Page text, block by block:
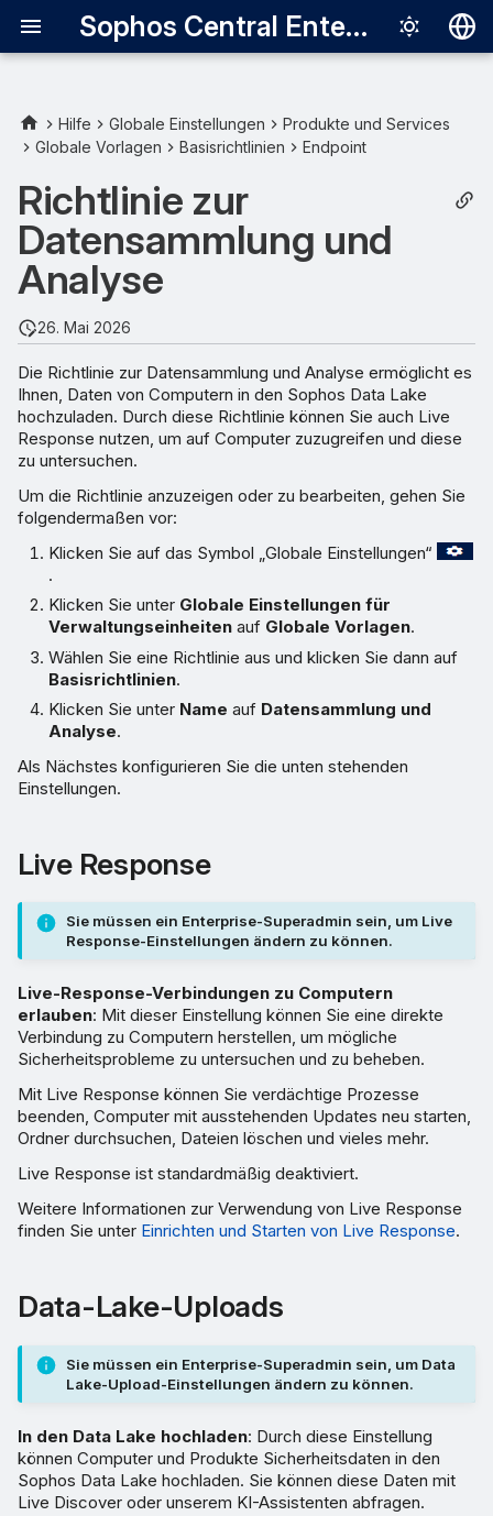
Sophos Central Enterprise
English
Italiano
中文（繁體）
Live Response
Data-Lake-Uploads
Hilfe Globale Einstellungen
Produkte und Services
Globale Vorlagen
Basisrichtlinien Endpoint
Richtlinie zur
Datensammlung und
Analyse
26. Mai 2026
Die Richtlinie zur Datensammlung und Analyse ermöglicht es
Ihnen, Daten von Computern in den Sophos Data Lake
hochzuladen. Durch diese Richtlinie können Sie auch Live
Response nutzen, um auf Computer zuzugreifen und diese
zu untersuchen.
Um die Richtlinie anzuzeigen oder zu bearbeiten, gehen Sie
folgendermaßen vor:
Klicken Sie auf das Symbol „Globale Einstellungen“
.
Klicken Sie unter Globale Einstellungen für
Verwaltungseinheiten auf Globale Vorlagen.
Wählen Sie eine Richtlinie aus und klicken Sie dann auf
Basisrichtlinien.
Klicken Sie unter Name auf Datensammlung und
Analyse.
Als Nächstes konfigurieren Sie die unten stehenden
Einstellungen.
Live Response
Sie müssen ein Enterprise-Superadmin sein, um Live
Response-Einstellungen ändern zu können.
Live-Response-Verbindungen zu Computern
erlauben: Mit dieser Einstellung können Sie eine direkte
Verbindung zu Computern herstellen, um mögliche
Sicherheitsprobleme zu untersuchen und zu beheben.
Mit Live Response können Sie verdächtige Prozesse
beenden, Computer mit ausstehenden Updates neu starten,
Ordner durchsuchen, Dateien löschen und vieles mehr.
Live Response ist standardmäßig deaktiviert.
Weitere Informationen zur Verwendung von Live Response
finden Sie unter Einrichten und Starten von Live Response.
Data-Lake-Uploads
Sie müssen ein Enterprise-Superadmin sein, um Data
Lake-Upload-Einstellungen ändern zu können.
In den Data Lake hochladen: Durch diese Einstellung
können Computer und Produkte Sicherheitsdaten in den
Sophos Data Lake hochladen. Sie können diese Daten mit
Live Discover oder unserem KI-Assistenten abfragen.